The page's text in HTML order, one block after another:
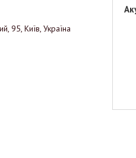
95, Київ, Україна